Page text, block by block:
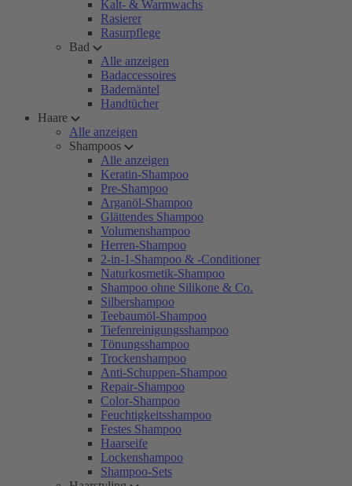
Kalt- & Warmwachs
Rasierer
Rasurpflege
Bad
Alle anzeigen
Badaccessoires
Bademäntel
Handtücher
Haare
Alle anzeigen
Shampoos
Alle anzeigen
Keratin-Shampoo
Pre-Shampoo
Arganöl-Shampoo
Glättendes Shampoo
Volumenshampoo
Herren-Shampoo
2-in-1-Shampoo & -Conditioner
Naturkosmetik-Shampoo
Shampoo ohne Silikone & Co.
Silbershampoo
Teebaumöl-Shampoo
Tiefenreinigungsshampoo
Tönungsshampoo
Trockenshampoo
Anti-Schuppen-Shampoo
Repair-Shampoo
Color-Shampoo
Feuchtigkeitsshampoo
Festes Shampoo
Haarseife
Lockenshampoo
Shampoo-Sets